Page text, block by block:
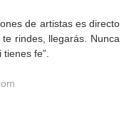
de artistas es directo
rindes, llegarás. Nunca
fe”.